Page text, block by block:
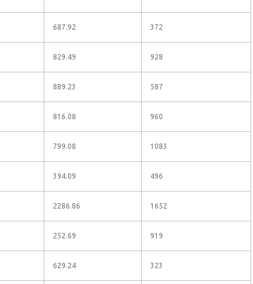
687.92 372
829.49 928
889.23 587
816.08 960
799.08 1083
394.09 496
2286.86 1652
252.69 919
629.24 323